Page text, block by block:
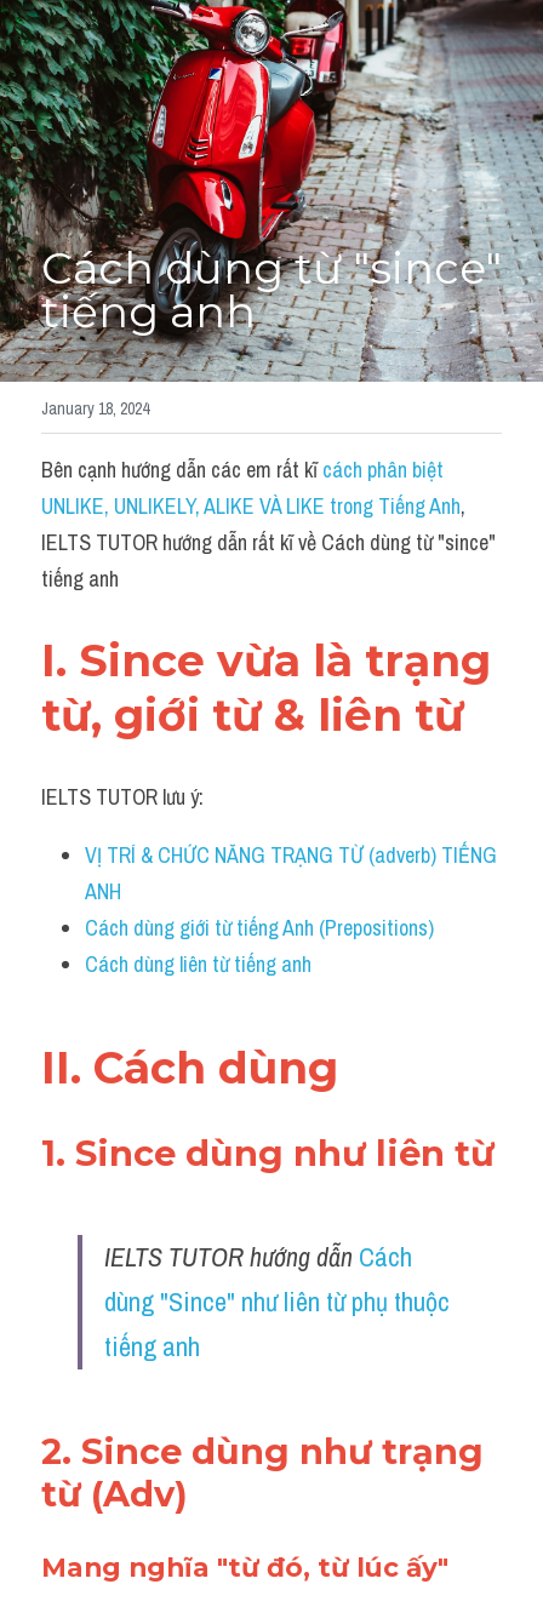
Cách diễn đạt
IELTS Videos - Ebook
Điểm báo
Adj
Idiom
Khác
Từ vựng theo topic
Từ vựng theo Topic
Vocabulary - Grammar
Grammar
Cách paraphrase
Part 2
Cấu trúc câu
Giải đề THPT
Đề thi thật Task 1
Cách dùng từ
Task 1
Ngân hàng đề thi máy
Report đề thi thật IELTS
Advice
IELTS Advice
HỌC THỬ →
Cách dùng từ "since"
tiếng anh
January 18, 2024
Bên cạnh hướng dẫn các em rất kĩ cách phân biệt
UNLIKE, UNLIKELY, ALIKE VÀ LIKE trong Tiếng Anh,
IELTS TUTOR hướng dẫn rất kĩ về Cách dùng từ "since"
tiếng anh
I. Since vừa là trạng
từ, giới từ & liên từ
IELTS TUTOR lưu ý:
VỊ TRÍ & CHỨC NĂNG TRẠNG TỪ (adverb) TIẾNG
ANH
Cách dùng giới từ tiếng Anh (Prepositions)
Cách dùng liên từ tiếng anh
II. Cách dùng
1. Since dùng như liên từ
IELTS TUTOR hướng dẫn Cách
dùng "Since" như liên từ phụ thuộc
tiếng anh
2. Since dùng như trạng
từ (Adv)
Mang nghĩa "từ đó, từ lúc ấy"